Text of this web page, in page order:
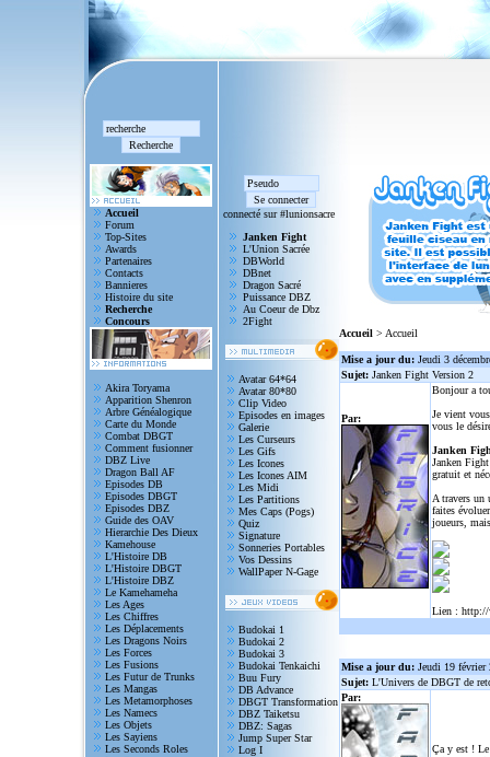
Accueil
Forum
Top-Sites
Awards
Partenaires
Contacts
Bannieres
Histoire du site
Recherche
Concours
connecté sur #lunionsacre
Janken Fight
L'Union Sacrée
DBWorld
DBnet
Dragon Sacré
Puissance DBZ
Au Coeur de Dbz
2Fight
Akira Toryama
Apparition Shenron
Arbre Généalogique
Carte du Monde
Combat DBGT
Comment fusionner
DBZ Live
Dragon Ball AF
Episodes DB
Episodes DBGT
Episodes DBZ
Guide des OAV
Hierarchie Des Dieux
Kamehouse
L'Histoire DB
L'Histoire DBGT
L'Histoire DBZ
Le Kamehameha
Les Ages
Les Chiffres
Les Déplacements
Les Dragons Noirs
Les Forces
Les Fusions
Les Futur de Trunks
Les Mangas
Les Metamorphoses
Les Namecs
Les Objets
Les Sayiens
Les Seconds Roles
Avatar 64*64
Avatar 80*80
Clip Video
Episodes en images
Galerie
Les Curseurs
Les Gifs
Les Icones
Les Icones AIM
Les Midi
Les Partitions
Mes Caps (Pogs)
Quiz
Signature
Sonneries Portables
Vos Dessins
WallPaper N-Gage
Budokai 1
Budokai 2
Budokai 3
Budokai Tenkaichi
Buu Fury
DB Advance
DBGT Transformation
DBZ Taiketsu
DBZ: Sagas
Jump Super Star
Log I
Accueil > Accueil
Mise a jour du: Jeudi 3
Sujet: Janken Fight Version 2
Par:
Bonjour a
Je vient
vous le
Janken
Janken
gratuit et
A travers un
faites
joueurs,
Lien : http://
Mise a jour du: Jeudi 19 février
Sujet: L'Univers de DBGT de
Par:
Ça y est !